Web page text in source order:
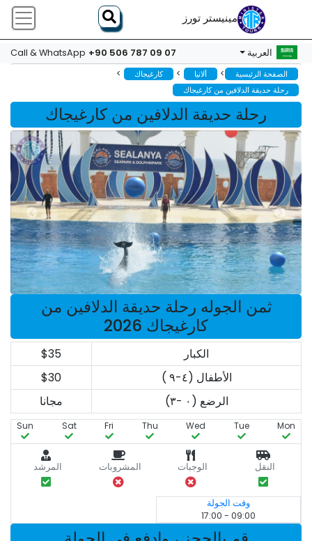
مينيستر تورز
العربية Call & WhatsApp +90 506 787 09 07
الصفحة الرئيسية > ألانيا > كارغيجاك >
رحلة حديقة الدلافين من كارغيجاك
رحلة حديقة الدلافين من كارغيجاك
ثمن الجوله رحلة حديقة الدلافين من
كارغيجاك 2026
الكبار
$35
الأطفال (٤-٩ )
$30
الرضع (٠ -٣)
مجانا
Mon
Tue
Wed
Thu
Fri
Sat
Sun
النقل الوجبات المشروبات المرشد
وقت الجولة
09:00 - 17:00